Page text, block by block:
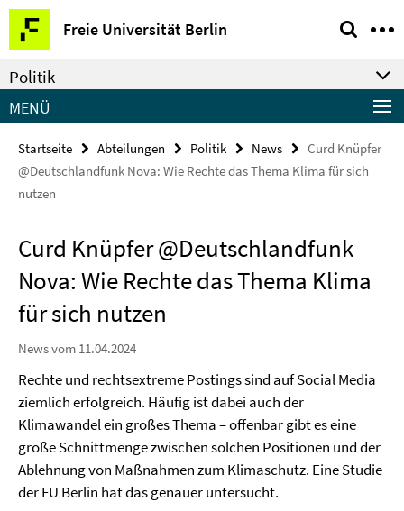
Springe
direkt
zu
Inhalt
Freie Universität Berlin
Service-
Navigation
Politik
MENÜ
Startseite Abteilungen Politik News
Curd Knüpfer
@Deutschlandfunk Nova: Wie Rechte das Thema Klima für sich
nutzen
Curd Knüpfer @Deutschlandfunk
Nova: Wie Rechte das Thema Klima
für sich nutzen
News vom 11.04.2024
Rechte und rechtsextreme Postings sind auf Social Media
ziemlich erfolgreich. Häufig ist dabei auch der
Klimawandel ein großes Thema – offenbar gibt es eine
große Schnittmenge zwischen solchen Positionen und der
Ablehnung von Maßnahmen zum Klimaschutz. Eine Studie
der FU Berlin hat das genauer untersucht.